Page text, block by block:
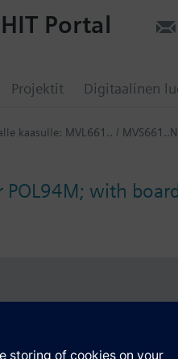
Projektit Digitaalinen
HIT Portal
kaasulle: MVL661.. / MVS661..N
POL94M; with